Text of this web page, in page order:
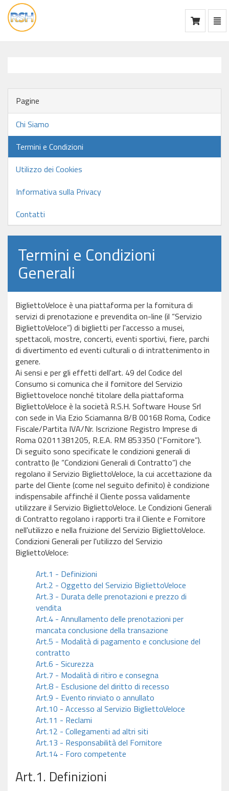
vai
alla
Pagine
Chi Siamo
Termini e Condizioni
Utilizzo dei Cookies
Informativa sulla Privacy
Contatti
Termini e Condizioni
Generali
BigliettoVeloce è una piattaforma per la fornitura di
servizi di prenotazione e prevendita on-line (il “Servizio
BigliettoVeloce”) di biglietti per l'accesso a musei,
spettacoli, mostre, concerti, eventi sportivi, fiere, parchi
di divertimento ed eventi culturali o di intrattenimento in
genere.
Ai sensi e per gli effetti dell'art. 49 del Codice del
Consumo si comunica che il fornitore del Servizio
Bigliettoveloce nonché titolare della piattaforma
BigliettoVeloce è la società R.S.H. Software House Srl
con sede in Via Ezio Sciamanna 8/B 00168 Roma, Codice
Fiscale/Partita IVA/Nr. Iscrizione Registro Imprese di
Roma 02011381205, R.E.A. RM 853350 (“Fornitore”).
Di seguito sono specificate le condizioni generali di
contratto (le “Condizioni Generali di Contratto”) che
regolano il Servizio BigliettoVeloce, la cui accettazione da
parte del Cliente (come nel seguito definito) è condizione
indispensabile affinché il Cliente possa validamente
utilizzare il Servizio BigliettoVeloce. Le Condizioni Generali
di Contratto regolano i rapporti tra il Cliente e Fornitore
nell'utilizzo e nella fruizione del Servizio BigliettoVeloce.
Condizioni Generali per l'utilizzo del Servizio
BigliettoVeloce:
Art.1 - Definizioni
Art.2 - Oggetto del Servizio BigliettoVeloce
Art.3 - Durata delle prenotazioni e prezzo di
vendita
Art.4 - Annullamento delle prenotazioni per
mancata conclusione della transazione
Art.5 - Modalità di pagamento e conclusione del
contratto
Art.6 - Sicurezza
Art.7 - Modalità di ritiro e consegna
Art.8 - Esclusione del diritto di recesso
Art.9 - Evento rinviato o annullato
Art.10 - Accesso al Servizio BigliettoVeloce
Art.11 - Reclami
Art.12 - Collegamenti ad altri siti
Art.13 - Responsabilità del Fornitore
Art.14 - Foro competente
Art.1. Definizioni